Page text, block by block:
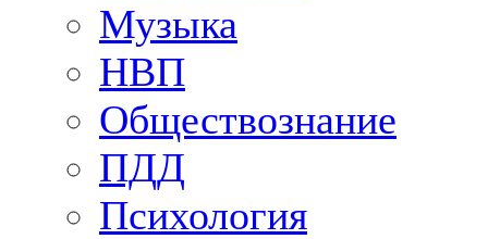
Музыка
НВП
Обществознание
ПДД
Психология